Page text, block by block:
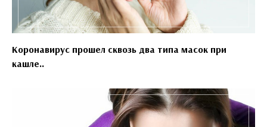
Коронавирус прошел сквозь два типа масок при
кашле..